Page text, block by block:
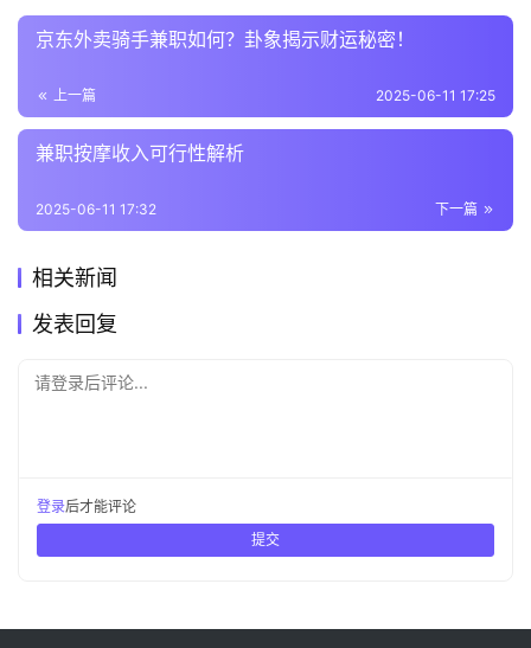
京东外卖骑手兼职如何？卦象揭示财运秘密！
上一篇 2025-06-11 17:25
兼职按摩收入可行性解析
下一篇
2025-06-11 17:32
相关新闻
发表回复
请登录后评论...
登录后才能评论
提交